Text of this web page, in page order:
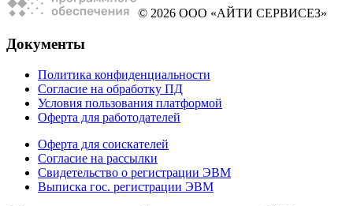
© 2026 ООО «АЙТИ СЕРВИСЕЗ»
Документы
Политика конфиденциальности
Согласие на обработку ПД
Условия пользования платформой
Оферта для работодателей
Оферта для соискателей
Согласие на рассылки
Свидетельство о регистрации ЭВМ
Выписка гос. регистрации ЭВМ